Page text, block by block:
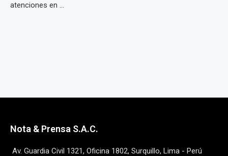
atenciones en ...
Nota & Prensa S.A.C.
Av. Guardia Civil 1321, Oficina 1802, Surquillo, Lima - Perú